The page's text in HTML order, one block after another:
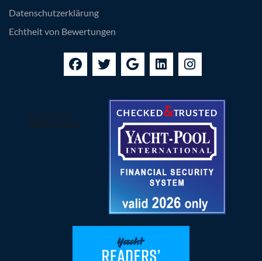
Datenschutzerklärung
Echtheit von Bewertungen